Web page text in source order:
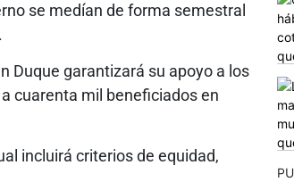
se medían de forma semestral
Duque garantizará su apoyo a los
cuarenta mil beneficiados en
incluirá criterios de equidad,